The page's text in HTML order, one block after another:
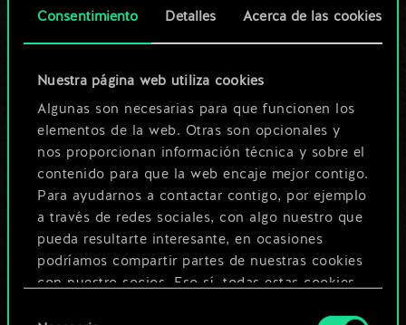
Consentimiento Detalles Acerca de las cookies
Nuestra página web utiliza cookies
Algunas son necesarias para que funcionen los
elementos de la web. Otras son opcionales y
nos proporcionan información técnica y sobre el
contenido para que la web encaje mejor contigo.
Para ayudarnos a contactar contigo, por ejemplo
a través de redes sociales, con algo nuestro que
pueda resultarte interesante, en ocasiones
podríamos compartir partes de nuestras cookies
con nuestro socios. Eso sí, todas estas cookies
¡Pero puede llegar a
Poner nombre a esta baraja y crear
una guía
Editar baraja
O
Explorar las barajas de la